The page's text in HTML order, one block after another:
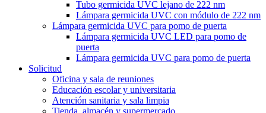
Tubo germicida UVC lejano de 222 nm
Lámpara germicida UVC con módulo de 222 nm
Lámpara germicida UVC para pomo de puerta
Lámpara germicida UVC LED para pomo de
puerta
Lámpara germicida UVC para pomo de puerta
Solicitud
Oficina y sala de reuniones
Educación escolar y universitaria
Atención sanitaria y sala limpia
Tienda, almacén y supermercado